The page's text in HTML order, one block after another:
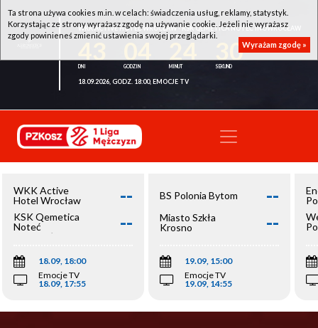
WKK ACTIVE HOTEL WROCŁAW - KSK QEMETICA NOTEĆ INOWROCŁAW
30
18.09.2026, GODZ. 18:00, EMOCJE TV
WKK Active
Hotel Wrocław
--
KSK Qemetica
Noteć
Inowrocław
--
18.09, 18:00
Emocje TV
18.09, 17:55
BS Polonia Bytom --
Miasto Szkła
Krosno
--
19.09, 15:00
Emocje TV
19.09, 14:55
Ta strona używa cookies m.in. w celach: świadczenia usług, reklamy, statystyk.
Korzystając ze strony wyrażasz zgodę na używanie cookie. Jeżeli nie wyrażasz
zgody powinieneś zmienić ustawienia swojej przeglądarki.
Wyrażam zgodę »